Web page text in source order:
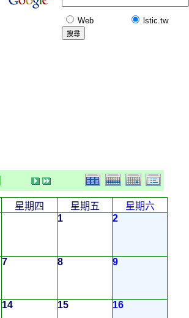
Web lstic.tw
星期四 星期五
星期六
1
2
7 8 9
14 15 16